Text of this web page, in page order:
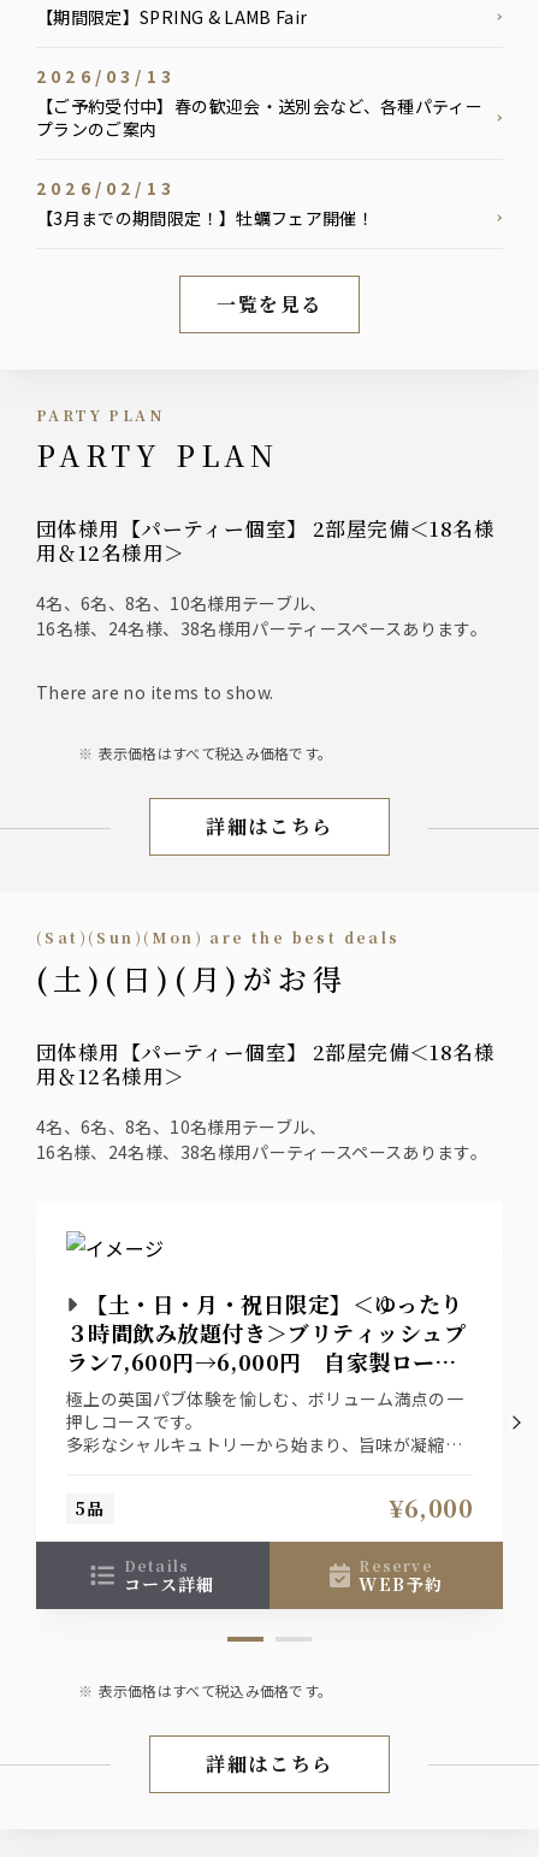
新着情報
一覧を見る
【期間限定】SPRING & LAMB Fair
2026/03/13
【ご予約受付中】春の歓迎会・送別会など、各種パティー
プランのご案内
2026/02/13
【3月までの期間限定！】牡蠣フェア開催！
PARTY PLAN
PARTY PLAN
団体様用【パーティー個室】 2部屋完備＜18名様
用＆12名様用＞
4名、6名、8名、10名様用テーブル、
16名様、24名様、38名様用パーティースペースあります。
There are no items to show.
表示価格はすべて税込み価格です。
PARTY PLAN
詳細はこちら
(Sat)(Sun)(Mon) are the best deals
(土)(日)(月)がお得
団体様用【パーティー個室】 2部屋完備＜18名様
用＆12名様用＞
4名、6名、8名、10名様用テーブル、
16名様、24名様、38名様用パーティースペースあります。
【土・日・月・祝日限定】＜ゆったり
３時間飲み放題付き＞ブリティッシュプ
ラン7,600円→6,000円 自家製ロース
トビーフとフィッシュ＆チップス
極上の英国パブ体験を愉しむ、ボリューム満点の一
押しコースです。
多彩なシャルキュトリーから始まり、旨味が凝縮さ
メインは肉汁溢れるジューシーな自家製ローストビ
伝統とトレンドが融合した絶品料理をお酒と共に。
5品 ¥6,000
details
コース詳細
reserve
WEB予約
表示価格はすべて税込み価格です。
(土)(日)(月)がお得
詳細はこちら